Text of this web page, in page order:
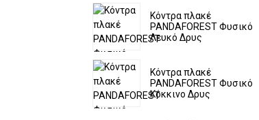
Κόντρα πλακέ
PANDAFOREST Φυσικό
Λευκό Δρυς
Κόντρα πλακέ
PANDAFOREST Φυσικό
Κόκκινο Δρυς